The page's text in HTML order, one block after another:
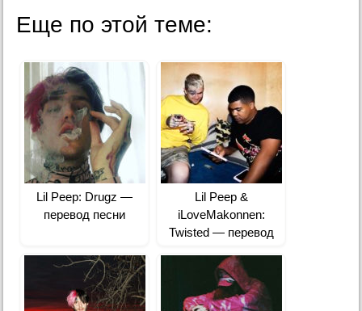
Еще по этой теме:
Lil Peep: Drugz —
перевод песни
Lil Peep &
iLoveMakonnen:
Twisted — перевод